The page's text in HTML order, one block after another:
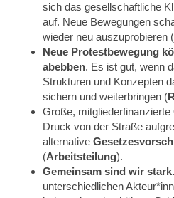
sich das gesellschaftliche
auf. Neue Bewegungen
wieder neu auszuprobieren (
Neue Protestbewegung
abebben. Es ist gut, wenn
Strukturen und Konzepten
sichern und weiterbringen (
Große,
Druck von der Straße
alternative
(Arbeitsteilung).
Gemeinsam sind wir stark.
unterschiedlichen